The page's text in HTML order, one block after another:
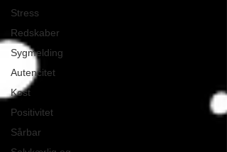
Stress
Redskaber
Sygmelding
Autencitet
Kost
Positivitet
Sårbar